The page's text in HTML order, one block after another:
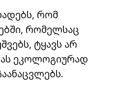
რომ
რომელსაც
ტყავს არ
ეკოლოგიურად